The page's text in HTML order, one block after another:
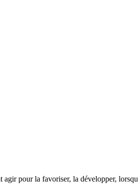
pour la favoriser, la développer,